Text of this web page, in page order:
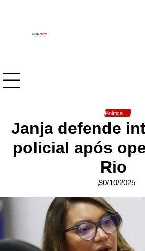
Política
Janja defende
policial após
Rio
30/10/2025